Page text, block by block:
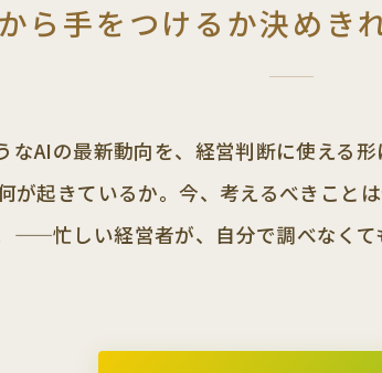
ら手をつけるか決めき
なAIの最新動向を、経営判断に使える
が起きているか。今、考えるべきこと
——忙しい経営者が、自分で調べなく